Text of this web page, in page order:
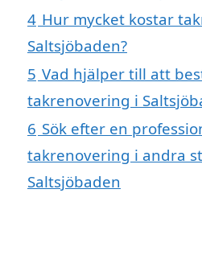
4 Hur mycket kostar
Saltsjöbaden?
5 Vad hjälper till att
takrenovering i
6 Sök efter en
takrenovering i andra
Saltsjöbaden